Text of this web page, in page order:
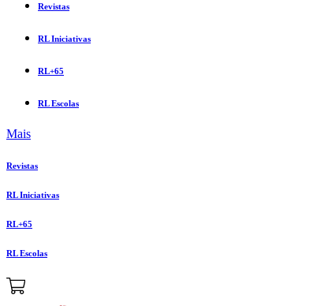
Revistas
RL Iniciativas
RL+65
RL Escolas
Mais
Revistas
RL Iniciativas
RL+65
RL Escolas